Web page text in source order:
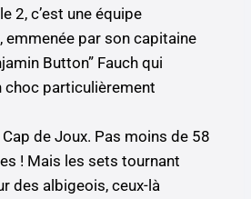
2, c’est une équipe
emmenée par son capitaine
Button” Fauch qui
choc particulièrement
de Joux. Pas moins de 58
! Mais les sets tournant
des albigeois, ceux-là